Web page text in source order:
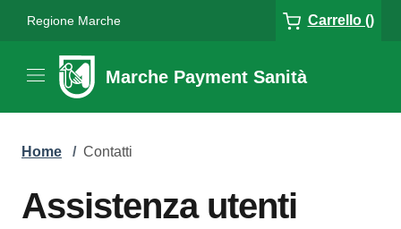
Regione Marche Carrello ()
Marche Payment Sanità
Home / Contatti
Assistenza utenti